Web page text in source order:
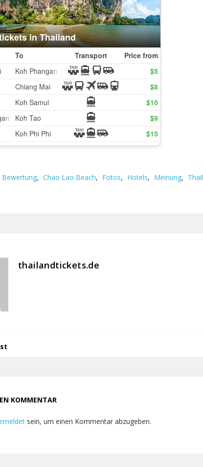
Bewertung, Chao Lao Beach, Fotos, Hotels, Meinung,
thailandtickets.de
KOMMENTAR
sein, um einen Kommentar abzugeben.